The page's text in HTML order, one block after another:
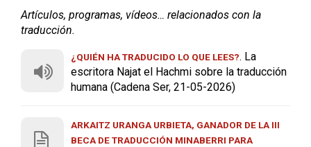
Artículos, programas, vídeos… relacionados con la
traducción.
¿QUIÉN HA TRADUCIDO LO QUE LEES?. La
escritora Najat el Hachmi sobre la traducción
humana (Cadena Ser, 21-05-2026)
ARKAITZ URANGA URBIETA, GANADOR DE LA III
BECA DE TRADUCCIÓN MINABERRI PARA